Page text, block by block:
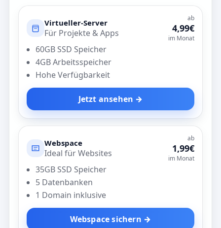
Virtueller-Server
Für Projekte & Apps
ab
4,99€
im Monat
60GB SSD Speicher
4GB Arbeitsspeicher
Hohe Verfügbarkeit
Jetzt ansehen →
Webspace
Ideal für Websites
ab
1,99€
im Monat
35GB SSD Speicher
5 Datenbanken
1 Domain inklusive
Webspace sichern →